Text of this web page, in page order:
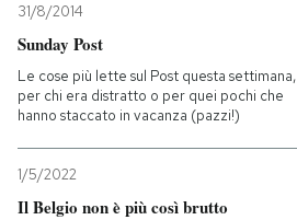
31/8/2014
Sunday Post
Le cose più lette sul Post questa settimana,
per chi era distratto o per quei pochi che
hanno staccato in vacanza (pazzi!)
1/5/2022
Il Belgio non è più così brutto